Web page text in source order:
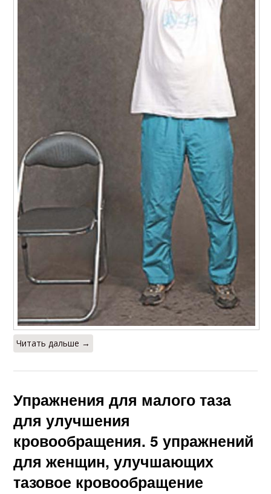
Читать дальше →
Упражнения для малого таза
для улучшения
кровообращения. 5 упражнений
для женщин, улучшающих
тазовое кровообращение